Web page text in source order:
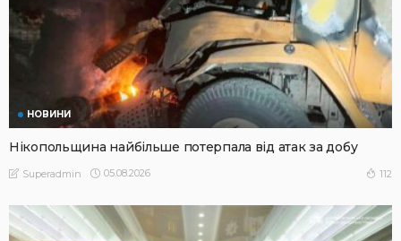
НОВИНИ
Нікопольщина найбільше потерпала від атак за добу
Superadmin 05.08.2026 112